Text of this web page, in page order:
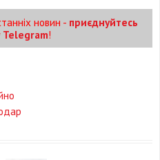
новин - приєднуйтесь
Telegram!